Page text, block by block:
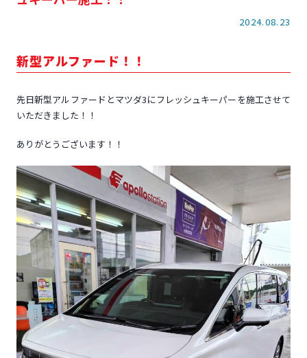
2024.08.23
新型アルファード！！
先日新型アルファードとマツダ3にフレッシュキーパーを施工させて
いただきました！！
ありがとうございます！！